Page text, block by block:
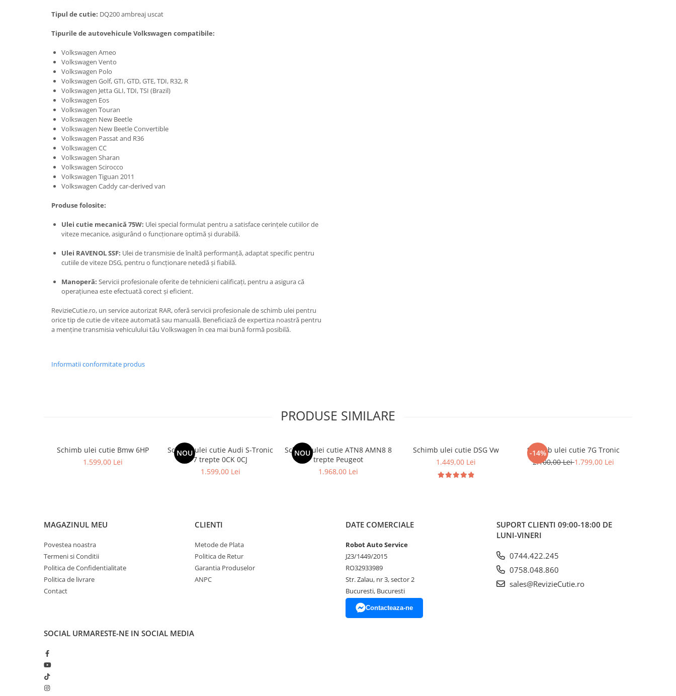
Tipul de cutie: DQ200 ambreaj uscat
Tipurile de autovehicule Volkswagen compatibile:
Volkswagen Ameo
Volkswagen Vento
Volkswagen Polo
Volkswagen Golf, GTI, GTD, GTE, TDI, R32, R
Volkswagen Jetta GLI, TDI, TSI (Brazil)
Volkswagen Eos
Volkswagen Touran
Volkswagen New Beetle
Volkswagen New Beetle Convertible
Volkswagen Passat and R36
Volkswagen CC
Volkswagen Sharan
Volkswagen Scirocco
Volkswagen Tiguan 2011
Volkswagen Caddy car-derived van
Produse folosite:
Ulei cutie mecanică 75W: Ulei special formulat pentru a satisface cerințele cutiilor de
viteze mecanice, asigurând o funcționare optimă și durabilă.
Ulei RAVENOL SSF: Ulei de transmisie de înaltă performanță, adaptat specific pentru
cutiile de viteze DSG, pentru o funcționare netedă și fiabilă.
Manoperă: Servicii profesionale oferite de tehnicieni calificați, pentru a asigura că
operațiunea este efectuată corect și eficient.
RevizieCutie.ro, un service autorizat RAR, oferă servicii profesionale de schimb ulei pentru
orice tip de cutie de viteze automată sau manuală. Beneficiază de expertiza noastră pentru
a menține transmisia vehiculului tău Volkswagen în cea mai bună formă posibilă.
Informatii conformitate produs
PRODUSE SIMILARE
Schimb ulei cutie Bmw 6HP
1.599,00 Lei
NOU
Schimb ulei cutie Audi S-Tronic
7 trepte 0CK 0CJ
1.599,00 Lei
NOU
Schimb ulei cutie ATN8 AMN8 8
trepte Peugeot
1.968,00 Lei
Schimb ulei cutie DSG Vw
1.449,00 Lei
-14%
Schimb ulei cutie 7G Tronic
2.100,00 Lei1.799,00 Lei
MAGAZINUL MEU
Povestea noastra
Termeni si Conditii
Politica de Confidentialitate
Politica de livrare
Contact
CLIENTI
Metode de Plata
Politica de Retur
Garantia Produselor
ANPC
DATE COMERCIALE
Robot Auto Service
J23/1449/2015
RO32933989
Str. Zalau, nr 3, sector 2
Bucuresti, Bucuresti
Contacteaza-ne
SUPORT CLIENTI 09:00-18:00 DE
LUNI-VINERI
0744.422.245
0758.048.860
sales@RevizieCutie.ro
SOCIAL URMARESTE-NE IN SOCIAL MEDIA